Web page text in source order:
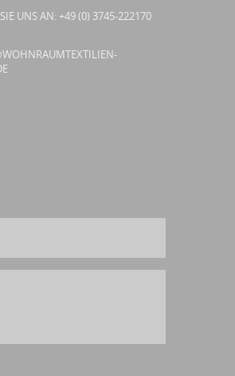
UNS AN: +49 (0) 3745-222170